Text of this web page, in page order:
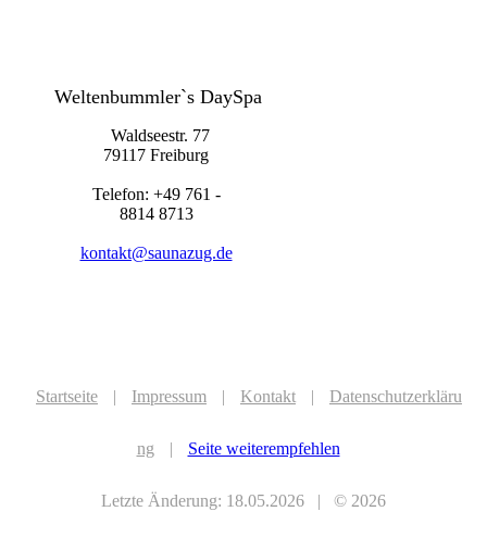
Weltenbummler`s DaySpa
Waldseestr. 77
79117 Freiburg
Telefon: +49 761 -
8814 8713
kontakt@saunazug.de
Startseite | Impressum | Kontakt | Datenschutzerkläru
ng | Seite weiterempfehlen
Letzte Änderung: 18.05.2026 | © 2026